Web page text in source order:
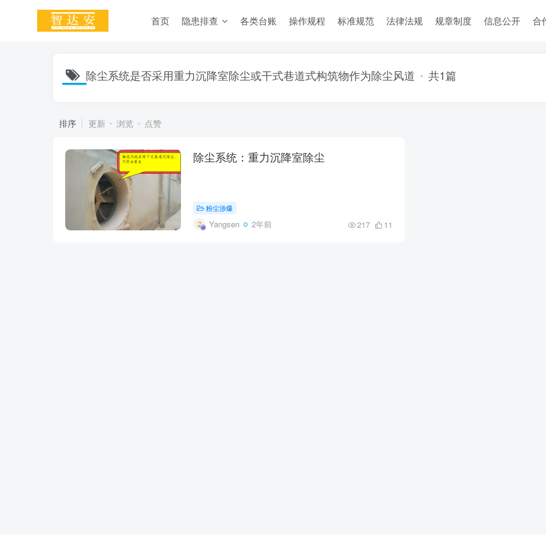
首页 隐患排查 各类台账 操作规程 标准规范 法律法规 规章制度 信息公开 合
除尘系统是否采用重力沉降室除尘或干式巷道式构筑物作为除尘风道 共1篇
排序 更新 浏览 点赞
除尘系统：重力沉降室除尘
粉尘涉爆
Yangsen 2年前 217 11